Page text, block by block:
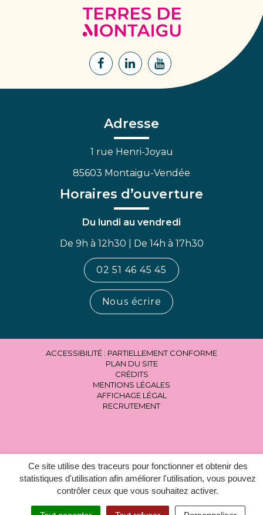
Ce site utilise des traceurs pour fonctionner et obtenir des
statistiques d'utilisation afin améliorer l'utilisation, vous pouvez
contrôler ceux que vous souhaitez activer.
Terres
de
Montaigu
Lien
Facebook
Lien
Lien
Adresse
1 rue Henri-Joyau
85603 Montaigu-Vendée
Horaires d’ouverture
Du lundi au vendredi
De 9h à 12h30 | De 14h à 17h30
02 51 46 45 45
Nous écrire
ACCESSIBILITÉ : PARTIELLEMENT CONFORME
PLAN DU SITE
CRÉDITS
MENTIONS LÉGALES
AFFICHAGE LÉGAL
RECRUTEMENT